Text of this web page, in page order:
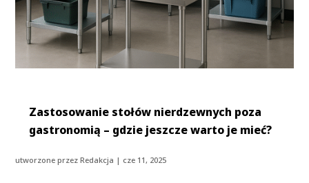
Zastosowanie stołów nierdzewnych poza
gastronomią – gdzie jeszcze warto je mieć?
utworzone przezRedakcja | cze 11, 2025